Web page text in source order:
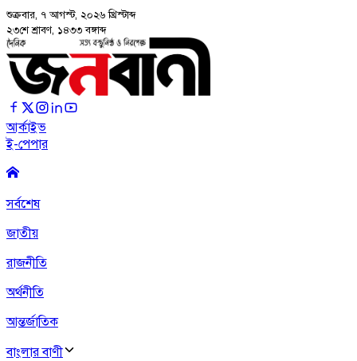
শুক্রবার, ৭ আগস্ট, ২০২৬ খ্রিস্টাব্দ
২৩শে শ্রাবণ, ১৪৩৩ বঙ্গাব্দ
আর্কাইভ
ই-পেপার
সর্বশেষ
জাতীয়
রাজনীতি
অর্থনীতি
আন্তর্জাতিক
বাংলার বাণী